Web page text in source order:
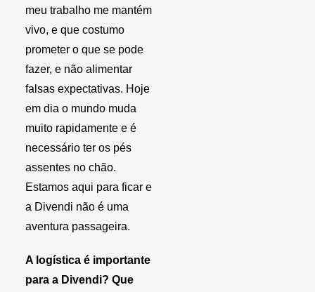
meu trabalho me mantém
vivo, e que costumo
prometer o que se pode
fazer, e não alimentar
falsas expectativas. Hoje
em dia o mundo muda
muito rapidamente e é
necessário ter os pés
assentes no chão.
Estamos aqui para ficar e
a Divendi não é uma
aventura passageira.
A logística é importante
para a Divendi? Que